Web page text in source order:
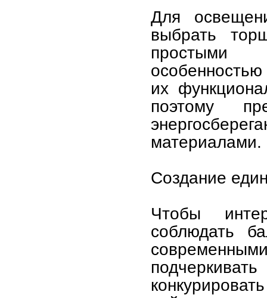
Для
выбрать
простыми
их
поэтому
материалами.
Создание
Чтобы
соблюдать